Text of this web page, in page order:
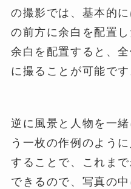
の撮影では、基本的
の前方に余白を配置
余白を配置すると、
に撮ることが可能です
逆に風景と人物を一
う一枚の作例のよう
することで、これま
できるので、写真の